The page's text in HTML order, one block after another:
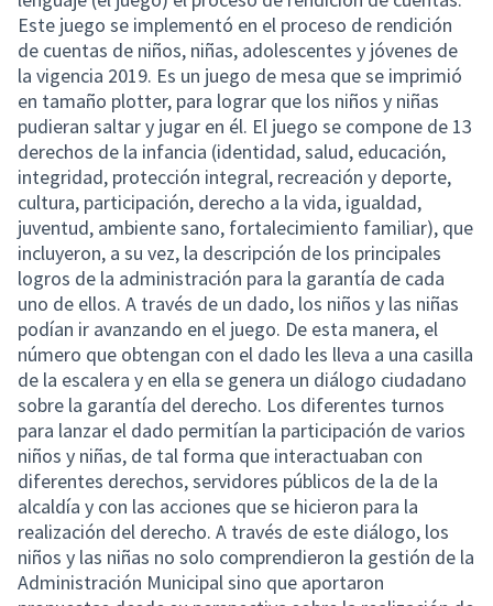
Este juego se implementó en el proceso de rendición
de cuentas de niños, niñas, adolescentes y jóvenes de
la vigencia 2019. Es un juego de mesa que se imprimió
en tamaño plotter, para lograr que los niños y niñas
pudieran saltar y jugar en él. El juego se compone de 13
derechos de la infancia (identidad, salud, educación,
integridad, protección integral, recreación y deporte,
cultura, participación, derecho a la vida, igualdad,
juventud, ambiente sano, fortalecimiento familiar), que
incluyeron, a su vez, la descripción de los principales
logros de la administración para la garantía de cada
uno de ellos. A través de un dado, los niños y las niñas
podían ir avanzando en el juego. De esta manera, el
número que obtengan con el dado les lleva a una casilla
de la escalera y en ella se genera un diálogo ciudadano
sobre la garantía del derecho. Los diferentes turnos
para lanzar el dado permitían la participación de varios
niños y niñas, de tal forma que interactuaban con
diferentes derechos, servidores públicos de la de la
alcaldía y con las acciones que se hicieron para la
realización del derecho. A través de este diálogo, los
niños y las niñas no solo comprendieron la gestión de la
Administración Municipal sino que aportaron